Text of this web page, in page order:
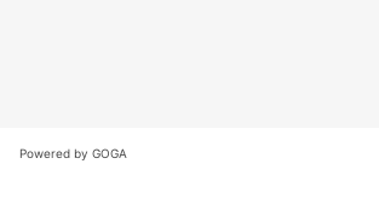
Powered by GOGA